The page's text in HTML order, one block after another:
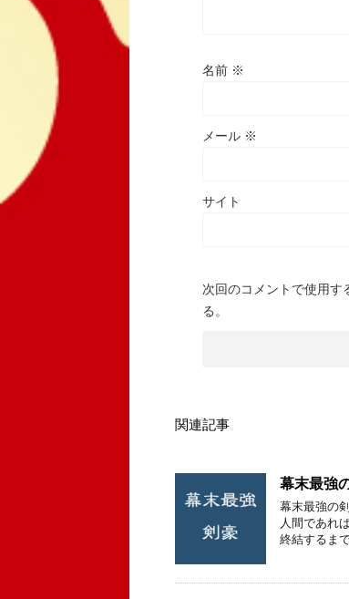
名前 ※
メール ※
サイト
次回のコメントで使用す
る。
関連記事
幕末最強
幕末最強の
人間であれ
終結するま